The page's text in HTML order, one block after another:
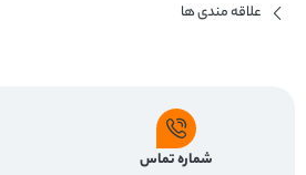
علاقه مندی ها
شماره تماس